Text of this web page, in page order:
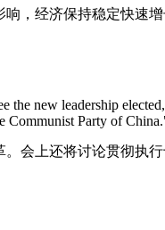
，经济保持稳定快速
the new leadership
Communist Party of
会上还将讨论贯彻执